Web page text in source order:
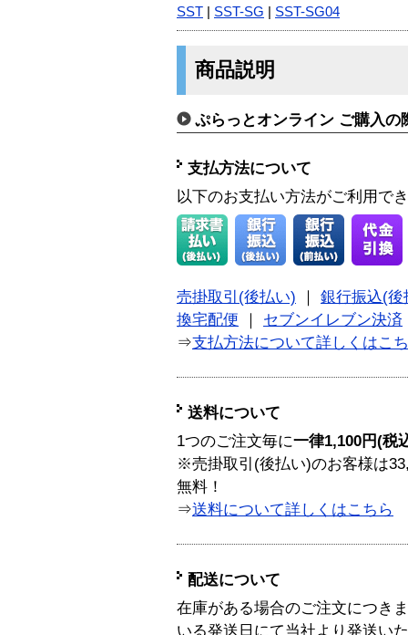
SST SST-SG SST-SG04
商品説明
ぷらっとオンライン ご購入の
支払方法について
以下のお支払い方法がご利用で
売掛取引(後払い)
銀行振込(後
換宅配便
セブンイレブン決済
⇒支払方法について詳しくはこ
送料について
1つのご注文毎に一律1,100円(税
※売掛取引(後払い)のお客様は
無料！
⇒送料について詳しくはこちら
配送について
在庫がある場合のご注文につき
いる発送日にて当社より発送い